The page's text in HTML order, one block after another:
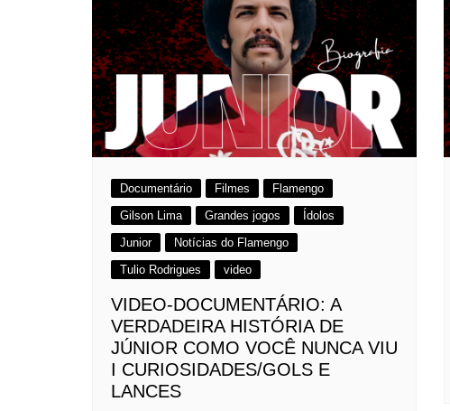
Documentário Filmes
Flamengo
Gilson Lima
Grandes jogos
Ídolos
Junior
Notícias do Flamengo
Tulio Rodrigues
video
VIDEO-DOCUMENTÁRIO: A
VERDADEIRA HISTÓRIA DE
JÚNIOR COMO VOCÊ NUNCA VIU
I CURIOSIDADES/GOLS E
LANCES